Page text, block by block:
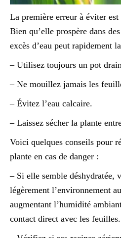
La première erreur à éviter
Bien qu’elle prospère dans
excès d’eau peut rapidement
– Utilisez toujours un pot
– Ne mouillez jamais les
– Évitez l’eau calcaire.
– Laissez sécher la plante
Voici quelques conseils pour
plante en cas de danger :
– Si elle semble déshydratée,
légèrement l’environnement
augmentant l’humidité
contact direct avec les feuilles.